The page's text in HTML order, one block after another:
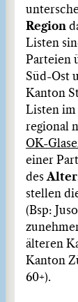
Region
Listen
Parteien
Süd-Ost
Kanton
Listen
regional
OK-
einer
des
stellen
(Bsp:
älteren
Kanton
60+).